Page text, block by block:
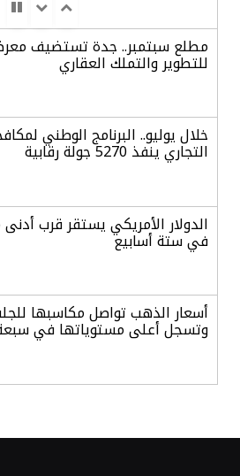
مطلع سبتمبر.. جدة تستضيف
للتطوير والتملك العقاري
خلال يوليو.. البرنامج الوطني
التجاري ينفذ 5270 جولة رقابية
الدولار الأمريكي يستقر قرب
في ستة أسابيع
أسعار الذهب تواصل مكاسبها
وتسجل أعلى مستوياتها في